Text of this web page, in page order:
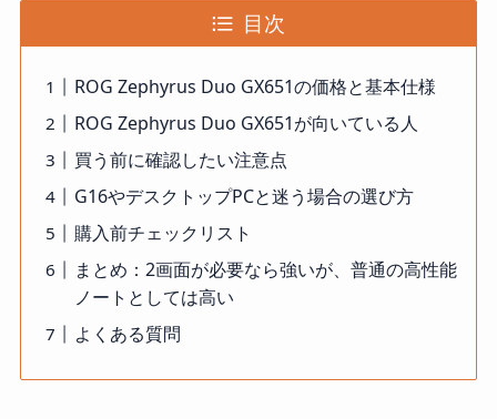
目次
ROG Zephyrus Duo GX651の価格と基本仕様
ROG Zephyrus Duo GX651が向いている人
買う前に確認したい注意点
G16やデスクトップPCと迷う場合の選び方
購入前チェックリスト
まとめ：2画面が必要なら強いが、普通の高性能
ノートとしては高い
よくある質問